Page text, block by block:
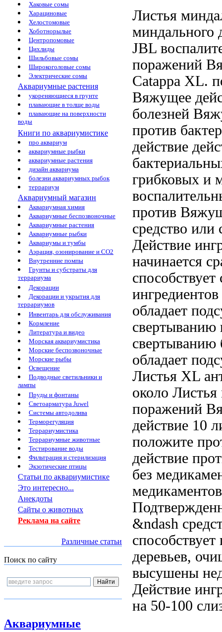
Хаковые сомы
Харациновые
Хелостомовые
Хоботнорылые
Центропомовые
Цихлиды
Шильбовые сомы
Широкоголовые сомы
Электрические сомы
Аквариумные растения
укореняющиеся в грунте
плавающие в толще воды
плавающие на поверхности
воды
Книги по аквариумистике
про аквариум
аквариумные рыбки
аквариумные растения
дизайн аквариума
болезни аквариумных рыбок
террариум
Аквариумный магазин
Аквариумная химия
Аквариумные беспозвоночные
Аквариумные растения
Аквариумные рыбки
Аквариумы и тумбы
Аэрация, озонирование и CO2
Внутренние помпы
Грунты и субстраты для
террариума
Декорации
Декорации и укрытия для
террариумов
Инвентарь для обслуживания
Кормление
Литература и видео
Морская аквариумистика
Морские беспозвоночные
Морские рыбы
Освещение
Подводные светильники и
лампы
Пруды и фонтаны
Светоарматура Juwel
Системы автодолива
Терморегуляция
Террариумистика
Террариумные животные
Тестирование воды
Фильтрация и стерилизация
Экзотические птицы
Статьи по аквариумистике
Это интересно...
Анекдоты
Сайты о животных
Реклама на сайте
Различные статьи
Поиск по сайту
Аквариумные
Листья
миндального
JBL
поражений
Catappa XL.
Вяжущее
болезней
против
действие
грибковых и
против
средство или
Действие
начинается
ингредиентов
обладает
свертыванию
свертыванию
обладает
Листья XL
около Листья
поражений
действие 10
положите
действие
без
&ndash
способствует
деревьев,
высушены
Действие
на 50-100